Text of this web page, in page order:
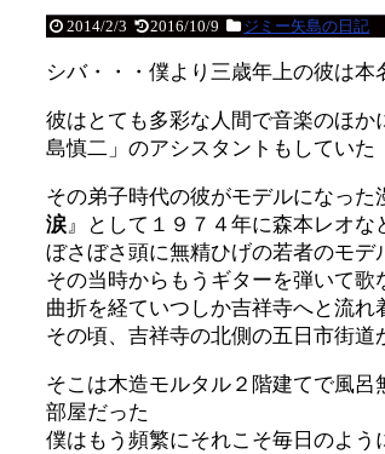
2014/2/3 2016/10/9 ジミー矢島の日記
シバ・・・僕より三歳年上の彼は
彼はとても多彩な人間で音楽のほ
島慎二」のアシスタントもしていた
その弟子時代の彼がモデルになっ
涙』として１９７４年に森本レオ
ぼさぼさ頭に無精ひげの若者のモデ
その当時からもうギターを弾いて
曲折を経ていつしか吉祥寺へと流
その頃、吉祥寺の北側の五日市街
そこは木造モルタル２階建てで風
部屋だった
僕はもう頻繁にそれこそ毎日のよ